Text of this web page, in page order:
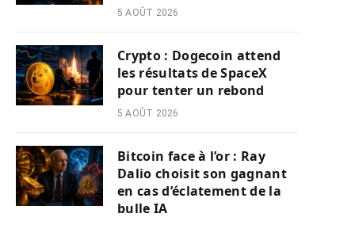
5 AOÛT 2026
Crypto : Dogecoin attend
les résultats de SpaceX
pour tenter un rebond
5 AOÛT 2026
Bitcoin face à l’or : Ray
Dalio choisit son gagnant
en cas d’éclatement de la
bulle IA